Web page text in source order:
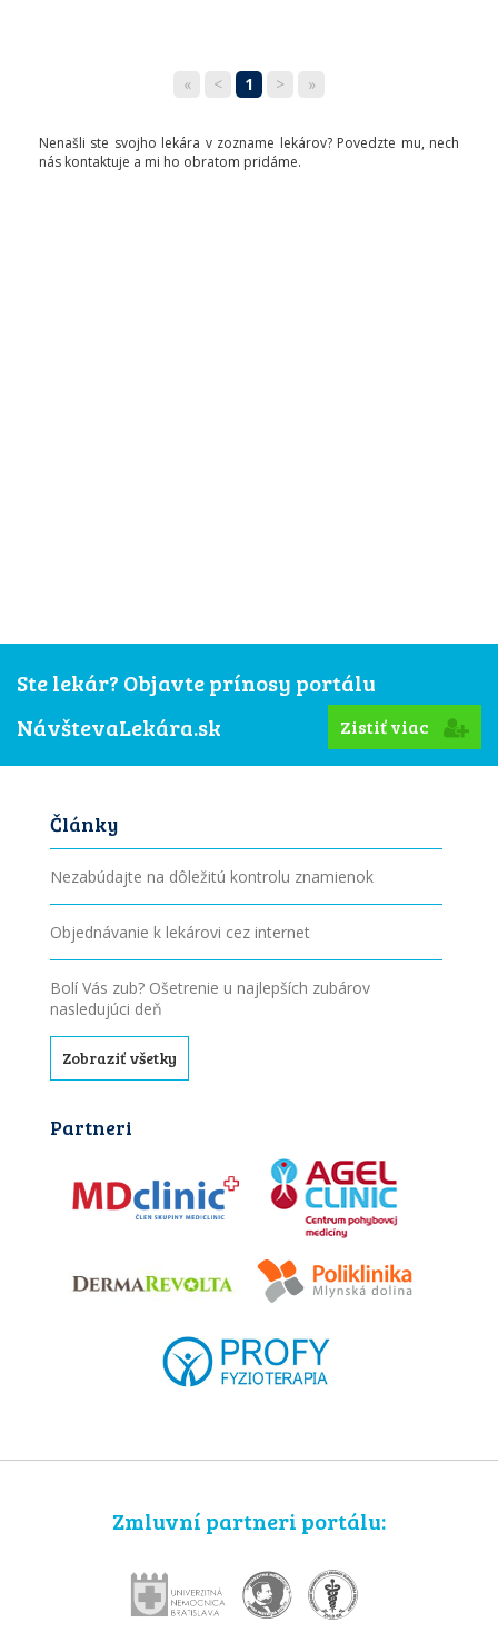
« < 1 > »
Nenašli ste svojho lekára v zozname lekárov? Povedzte mu, nech
nás kontaktuje a mi ho obratom pridáme.
Ste lekár? Objavte prínosy portálu
NávštevaLekára.sk
Zistiť viac
Články
Nezabúdajte na dôležitú kontrolu znamienok
Objednávanie k lekárovi cez internet
Bolí Vás zub? Ošetrenie u najlepších zubárov
nasledujúci deň
Zobraziť všetky
Partneri
Zmluvní partneri portálu: